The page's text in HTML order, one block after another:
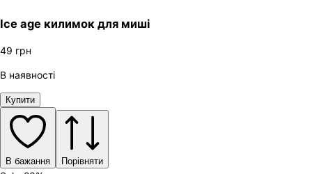
Ice age килимок для миші
49 грн
В наявності
Купити
В бажання Порівняти